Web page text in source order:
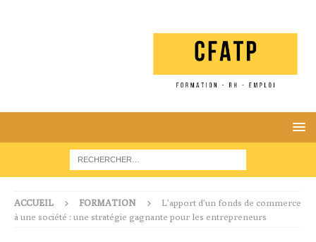
ACCUEIL FORMATION
L’apport d’un fonds de commerce
à une société : une stratégie gagnante pour les entrepreneurs